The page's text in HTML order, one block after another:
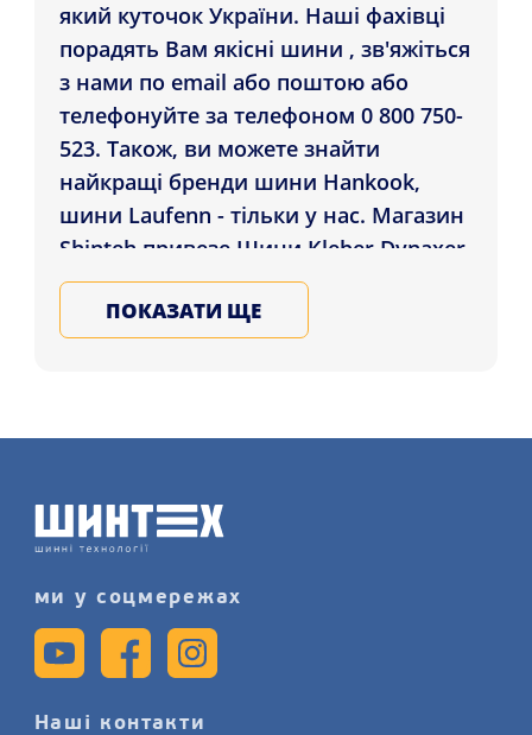
який куточок України. Наші фахівці
порадять Вам якісні шини , зв'яжіться
з нами по email або поштою або
телефонуйте за телефоном 0 800 750-
523. Також, ви можете знайти
найкращі бренди шини Hankook,
шини Laufenn - тільки у нас. Магазин
Shinteh привезе Шини Kleber Dynaxer
HP3 185/60 R14 82H покупцям у
регіонах: Харків, Кропивницький,
Рівне і в ін. регіони України.
послугу шиномонтажного сервісу
ПОКАЗАТИ ЩЕ
ми у соцмережах
Наші контакти